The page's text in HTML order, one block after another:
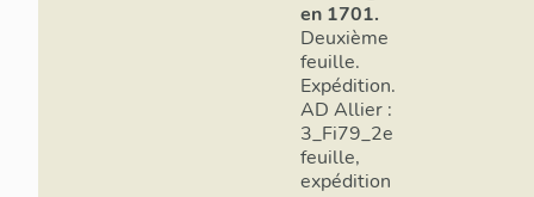
en 1701.
Deuxième
feuille.
Expédition.
AD Allier :
3_Fi79_2e
feuille,
expédition